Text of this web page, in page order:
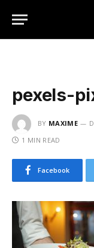
pexels-
BY MAXIME
1 MIN READ
Facebook